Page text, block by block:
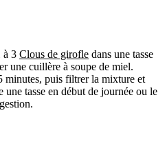
à 3 Clous de girofle dans une tasse
une cuillère à soupe de miel.
minutes, puis filtrer la mixture et
tasse en début de journée ou le